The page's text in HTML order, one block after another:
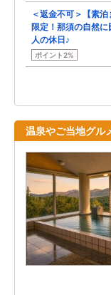
＜返金不可＞【素
限定！那須の自然
人の休日♪
ポイント2%
温泉やご当地グル